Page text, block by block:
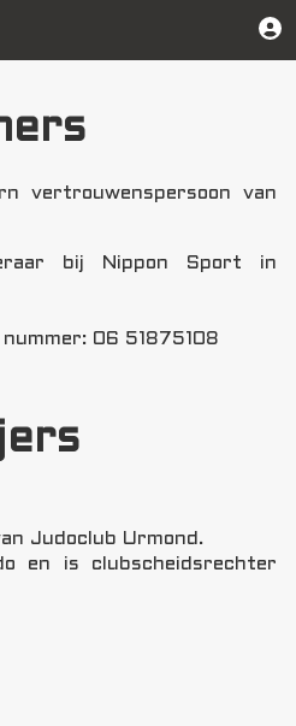
vertrouwenspersoon van
bij Nippon Sport in
06 51875108
Judoclub Urmond.
en is clubscheidsrechter